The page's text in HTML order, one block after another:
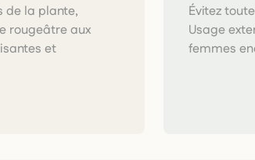
Évitez
Usage
femmes